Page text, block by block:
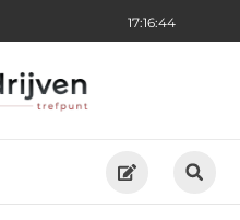
17:16:45